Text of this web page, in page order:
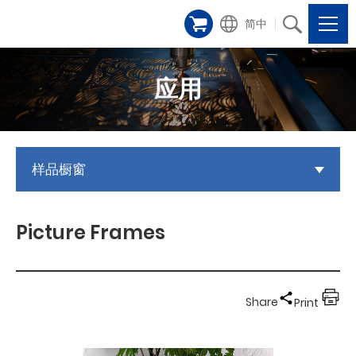
简中
应用
样品橱窗
Picture Frames
Share Print